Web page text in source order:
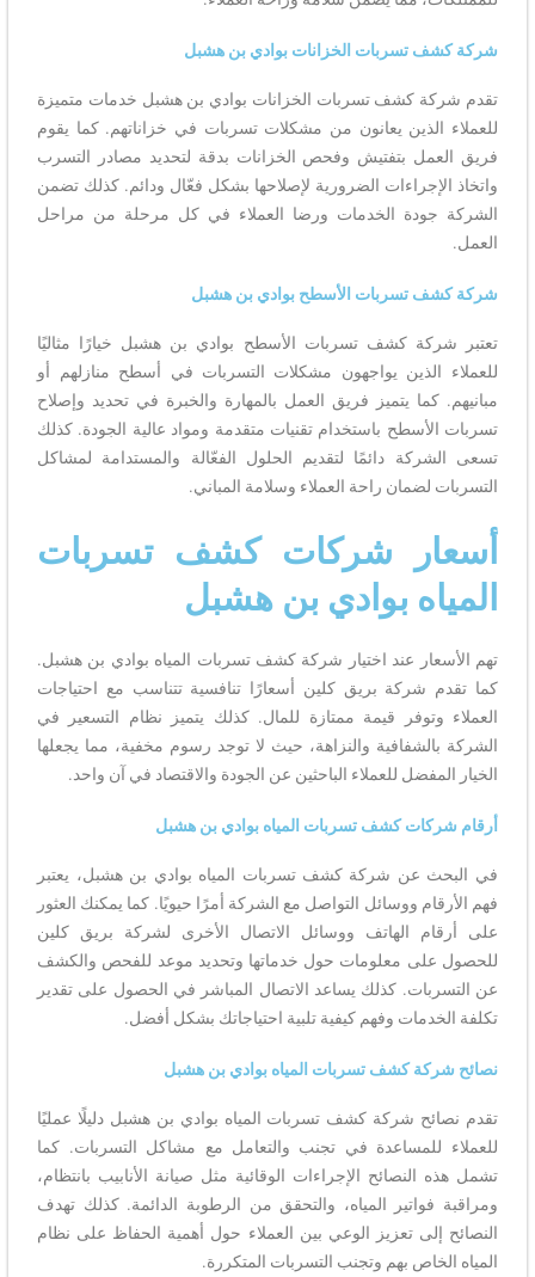
شركة كشف تسربات الخزانات بوادي بن هشبل
تقدم شركة كشف تسربات الخزانات بوادي بن هشبل خدمات متميزة
للعملاء الذين يعانون من مشكلات تسربات في خزاناتهم. كما يقوم
فريق العمل بتفتيش وفحص الخزانات بدقة لتحديد مصادر التسرب
واتخاذ الإجراءات الضرورية لإصلاحها بشكل فعّال ودائم. كذلك تضمن
الشركة جودة الخدمات ورضا العملاء في كل مرحلة من مراحل
العمل.
شركة كشف تسربات الأسطح بوادي بن هشبل
تعتبر شركة كشف تسربات الأسطح بوادي بن هشبل خيارًا مثاليًا
للعملاء الذين يواجهون مشكلات التسربات في أسطح منازلهم أو
مبانيهم. كما يتميز فريق العمل بالمهارة والخبرة في تحديد وإصلاح
تسربات الأسطح باستخدام تقنيات متقدمة ومواد عالية الجودة. كذلك
تسعى الشركة دائمًا لتقديم الحلول الفعّالة والمستدامة لمشاكل
التسربات لضمان راحة العملاء وسلامة المباني.
أسعار شركات كشف تسربات
المياه بوادي بن هشبل
تهم الأسعار عند اختيار شركة كشف تسربات المياه بوادي بن هشبل.
كما تقدم شركة بريق كلين أسعارًا تنافسية تتناسب مع احتياجات
العملاء وتوفر قيمة ممتازة للمال. كذلك يتميز نظام التسعير في
الشركة بالشفافية والنزاهة، حيث لا توجد رسوم مخفية، مما يجعلها
الخيار المفضل للعملاء الباحثين عن الجودة والاقتصاد في آن واحد.
أرقام شركات كشف تسربات المياه بوادي بن هشبل
في البحث عن شركة كشف تسربات المياه بوادي بن هشبل، يعتبر
فهم الأرقام ووسائل التواصل مع الشركة أمرًا حيويًا. كما يمكنك العثور
على أرقام الهاتف ووسائل الاتصال الأخرى لشركة بريق كلين
للحصول على معلومات حول خدماتها وتحديد موعد للفحص والكشف
عن التسربات. كذلك يساعد الاتصال المباشر في الحصول على تقدير
تكلفة الخدمات وفهم كيفية تلبية احتياجاتك بشكل أفضل.
نصائح شركة كشف تسربات المياه بوادي بن هشبل
تقدم نصائح شركة كشف تسربات المياه بوادي بن هشبل دليلًا عمليًا
للعملاء للمساعدة في تجنب والتعامل مع مشاكل التسربات. كما
تشمل هذه النصائح الإجراءات الوقائية مثل صيانة الأنابيب بانتظام،
ومراقبة فواتير المياه، والتحقق من الرطوبة الدائمة. كذلك تهدف
النصائح إلى تعزيز الوعي بين العملاء حول أهمية الحفاظ على نظام
المياه الخاص بهم وتجنب التسربات المتكررة.